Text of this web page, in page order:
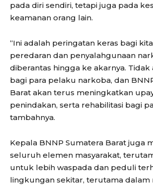
pada diri sendiri, tetapi juga pada
keamanan orang lain.
“Ini adalah peringatan keras bagi
peredaran dan penyalahgunaan
diberantas hingga ke akarnya. Tidak
bagi para pelaku narkoba, dan
Barat akan terus meningkatkan
penindakan, serta rehabilitasi bagi
tambahnya.
Kepala BNNP Sumatera Barat juga
seluruh elemen masyarakat,
untuk lebih waspada dan peduli
lingkungan sekitar, terutama dalam